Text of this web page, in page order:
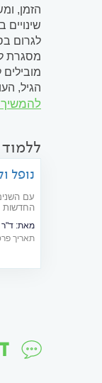
הזמן,
לגרום
מסגרת
הגיל,
פגיעה
נופל
עם
החדשות
הנה כל
מאת: ד"ר
תאריך פרסום: 27/